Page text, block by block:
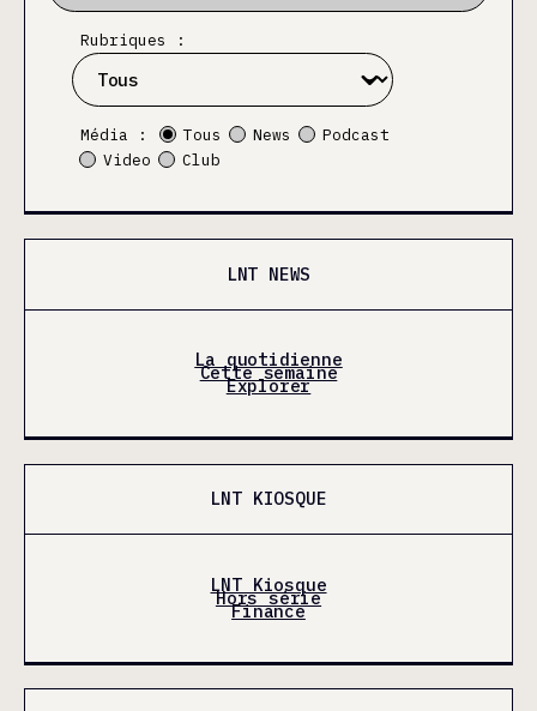
Rubriques :
Média : Tous News
Podcast
Video
Club
LNT NEWS
La quotidienne
Cette semaine
Explorer
LNT KIOSQUE
LNT Kiosque
Hors série
Finance